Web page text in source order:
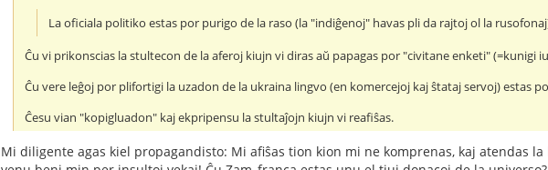
La oficiala politiko estas por purigo de la raso (la "indiĝenoj" havas pli da rajtoj ol la
Ĉu vi prikonscias la stultecon de la aferoj kiujn vi diras aŭ papagas por "civitane enketi" (=kunigi
Ĉu vere leĝoj por plifortigi la uzadon de la ukraina lingvo (en komercejoj kaj ŝtataj servoj) estas
Ĉesu vian "kopigluadon" kaj ekpripensu la stultaĵojn kiujn vi reafiŝas.
Mi diligente agas kiel propagandisto: Mi afiŝas tion kion mi ne komprenas, kaj atendas